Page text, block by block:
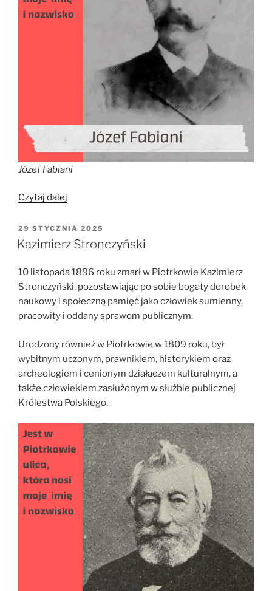
Józef Fabiani
Czytaj dalej
OPUBLIKOWANE
W
29 STYCZNIA 2025
Kazimierz Stronczyński
10 listopada 1896 roku zmarł w Piotrkowie Kazimierz
Stronczyński, pozostawiając po sobie bogaty dorobek
naukowy i społeczną pamięć jako człowiek sumienny,
pracowity i oddany sprawom publicznym.
Urodzony również w Piotrkowie w 1809 roku, był
wybitnym uczonym, prawnikiem, historykiem oraz
archeologiem i cenionym działaczem kulturalnym, a
także człowiekiem zasłużonym w służbie publicznej
Królestwa Polskiego.